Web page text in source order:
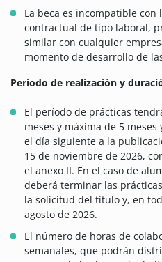
La beca es incompatible
contractual de tipo laboral,
similar con cualquier
momento de desarrollo de
Periodo de realización y
El período de prácticas
meses y máxima de 5
el día siguiente a la
15 de noviembre de 2026,
el anexo II. En el caso de
deberá terminar las
la solicitud del título y, en
agosto de 2026.
El número de horas de
semanales, que podrán